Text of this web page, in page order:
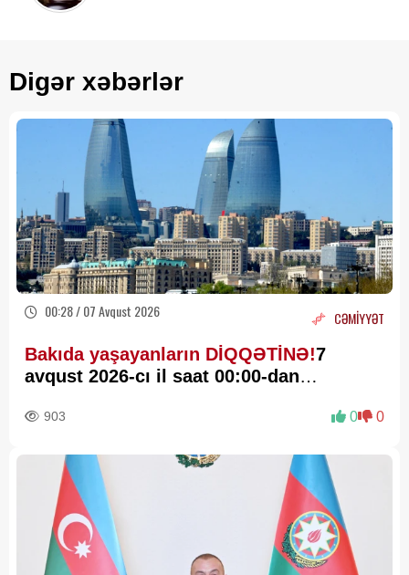
Digər xəbərlər
00:28 / 07 Avqust 2026 CƏMİYYƏT
Bakıda yaşayanların DİQQƏTİNƏ!7
avqust 2026-cı il saat 00:00-dan
903 0 0